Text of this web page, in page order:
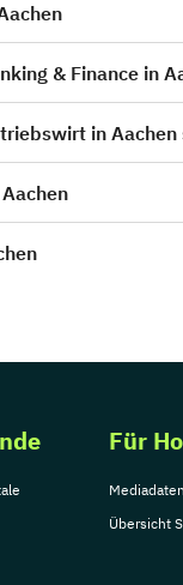
& Finance in
in
Für
Mediadaten
Übersicht